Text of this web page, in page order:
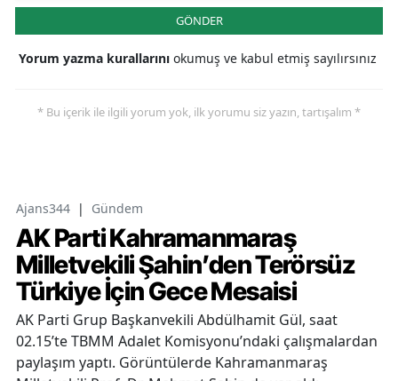
GÖNDER
Yorum yazma kurallarını okumuş ve kabul etmiş sayılırsınız
* Bu içerik ile ilgili yorum yok, ilk yorumu siz yazın, tartışalım *
Ajans344 | Gündem
AK Parti Kahramanmaraş
Milletvekili Şahin’den Terörsüz
Türkiye İçin Gece Mesaisi
AK Parti Grup Başkanvekili Abdülhamit Gül, saat
02.15’te TBMM Adalet Komisyonu’ndaki çalışmalardan
paylaşım yaptı. Görüntülerde Kahramanmaraş